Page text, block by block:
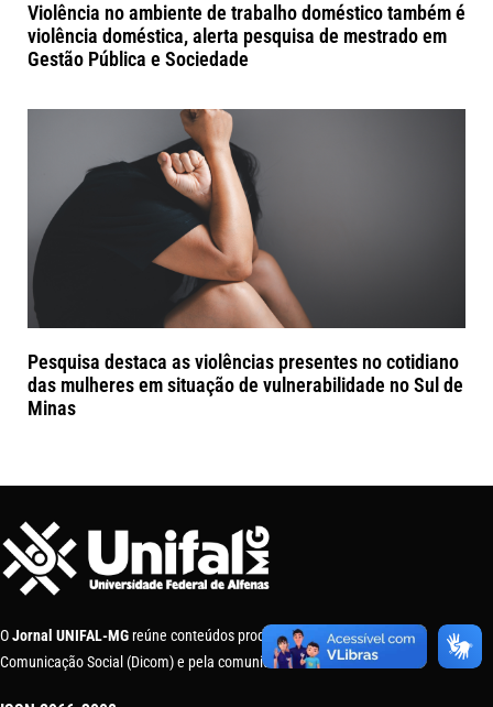
Violência no ambiente de trabalho doméstico também é
violência doméstica, alerta pesquisa de mestrado em
Gestão Pública e Sociedade
Pesquisa destaca as violências presentes no cotidiano
das mulheres em situação de vulnerabilidade no Sul de
Minas
OJornal UNIFAL-MG reúne conteúdos produzidos pela Diretoria de
Comunicação Social (Dicom) e pela comunidade universitária.